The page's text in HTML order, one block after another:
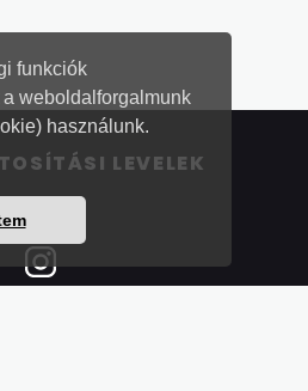
funkciók
weboldalforgalmunk
használunk.
LEVELEK